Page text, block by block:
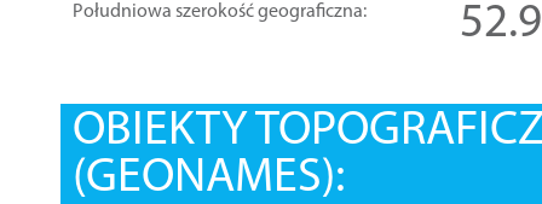
Południowa szerokość geograficzna:
OBIEKTY
(GEONAMES):